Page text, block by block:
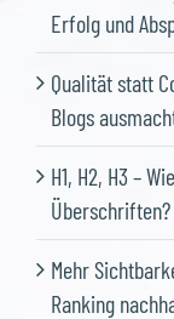
Erfolg und
Qualität statt
Blogs
H1, H2, H3 –
Überschriften?
Mehr
Ranking